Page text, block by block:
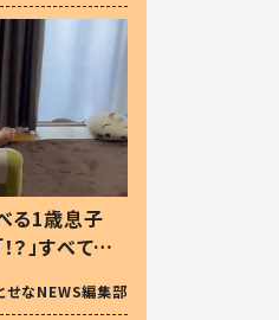
る1歳息子
？」すべてを
いから許
せなNEWS編集部